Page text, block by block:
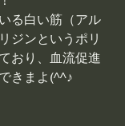
る白い筋（アル
ジンというポリ
おり、血流促進
きまよ(^^♪